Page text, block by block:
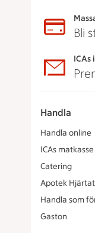
Bli
ICAs
Handla
Handla online
ICAs matkasse
Catering
Apotek Hjärtat
Handla som
Gaston